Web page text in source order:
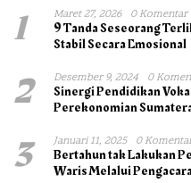
1 Maret 27, 2026 0 Komentar
9 Tanda Seseorang
Stabil Secara Emosional
2 Desember 9, 2024 0
Sinergi Pendidikan
Perekonomian
3 Januari 11, 2025 0
Bertahun tak Lakukan
Waris Melalui